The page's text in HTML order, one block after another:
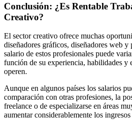
Conclusión: ¿Es Rentable
Creativo?
El sector creativo ofrece muchas
diseñadores gráficos, diseñadores web
salario de estos profesionales puede
función de su experiencia, habilidades y
operen.
Aunque en algunos países los salarios
comparación con otras profesiones, la
freelance o de especializarse en áreas
aumentar considerablemente los